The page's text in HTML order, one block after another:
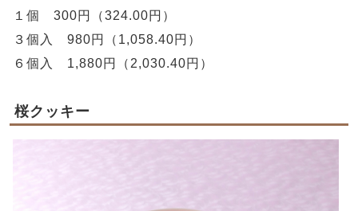
１個 300円（324.00円）
３個入 980円（1,058.40円）
６個入 1,880円（2,030.40円）
桜クッキー